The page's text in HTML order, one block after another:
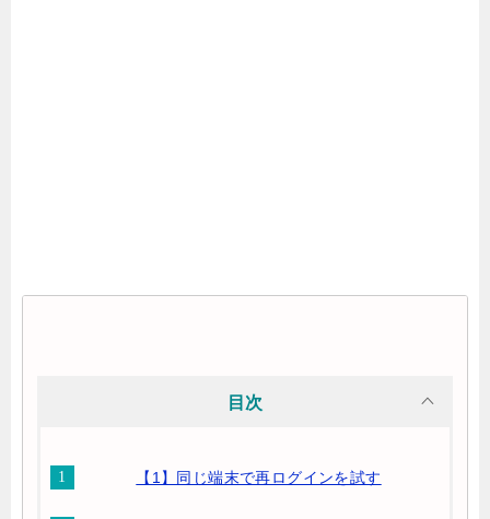
目次
【1】同じ端末で再ログインを試す